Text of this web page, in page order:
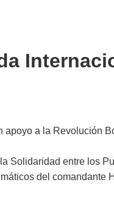
a la Revolución
Solidaridad entre los
del